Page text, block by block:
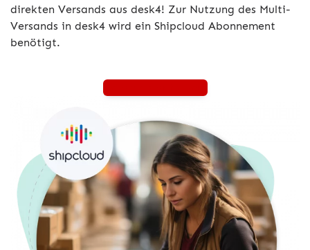
direkten Versands aus desk4! Zur Nutzung des Multi-
Versands in desk4 wird ein Shipcloud Abonnement
benötigt.
Beratung anfordern